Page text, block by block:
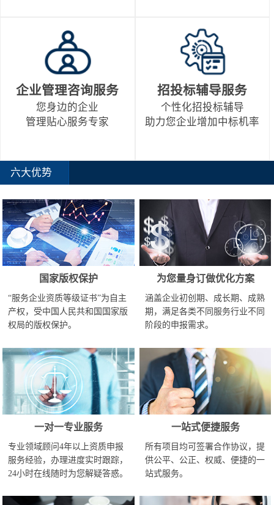
企业管理咨询服务
您身边的企业
管理贴心服务专家
招投标辅导服务
个性化招投标辅导
助力您企业增加中标机率
六大优势
国家版权保护
“服务企业资质等级证书”为自主
产权，受中国人民共和国国家版
权局的版权保护。
为您量身订做优化方案
涵盖企业初创期、成长期、成熟
期，满足各类不同服务行业不同
阶段的申报需求。
一对一专业服务
专业领域顾问4年以上资质申报
服务经验，办理进度实时跟踪，
24小时在线随时为您解疑答惑。
一站式便捷服务
所有项目均可签署合作协议，提
供公平、公正、权威、便捷的一
站式服务。